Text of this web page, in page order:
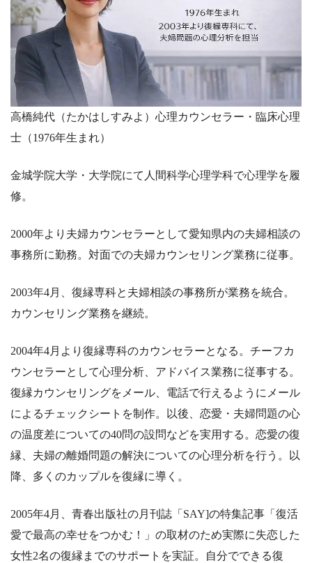
高橋純代（たかはしすみよ）心理カウンセラー・臨床心理
士（1976年生まれ）
金城学院大学・大学院にて人間科学心理学科で心理学を履
修。
2000年より夫婦カウンセラーとして愛知県内の夫婦相談の
事務所に勤務。対面での夫婦カウンセリング業務に従事。
2003年4月、復縁専科と夫婦相談の事務所が業務を統合。
カウンセリング業務を継続。
2004年4月より復縁専科のカウンセラーとなる。チーフカ
ウンセラーとして心理分析、アドバイス業務に従事する。
復縁カウンセリングをメール、電話で行えるようにメール
によるチェックシートを制作。以後、恋愛・夫婦問題の心
の温度差についての40問の設問などを実用する。恋愛の復
縁、夫婦の離婚問題の解決についての心理分析を行う。以
降、多くのカップルを復縁に導く。
2005年4月、青春出版社の月刊誌「SAY]の特集記事「復活
愛で最高の幸せをつかむ！」の取材のため実際に失恋した
女性2名の復縁までのサポートを実証。自分でできる復